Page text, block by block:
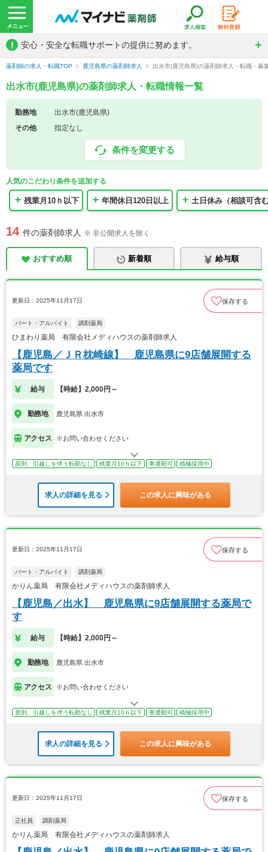
! 安心・安全な転職サポートの提供に努めます。
薬剤師の求人・転職TOP 鹿児島県の薬剤師求人 出水市(鹿児島県)の薬剤師求人・転職・募
出水市(鹿児島県)の薬剤師求人・転職情報一覧
勤務地
出水市(鹿児島県)
その他
指定なし
条件を変更する
人気のこだわり条件を追加する
残業月10ｈ以下 年間休日120日以上 土日休み（相談可含
14 件の薬剤師求人 ※ 非公開求人を除く
おすすめ順 新着順 給与順
更新日：2025年11月17日 保存する
パート・アルバイト 調剤薬局
ひまわり薬局 有限会社メディハウスの薬剤師求人
【鹿児島／ＪＲ枕崎線】 鹿児島県に9店舗展開する
薬局です
給与 【時給】2,000円～
勤務地 鹿児島県 出水市
アクセス ※お問い合わせください
原則、引越しを伴う転勤なし 残業月10ｈ以下 車通勤可 積極採用中
求人の詳細を見る この求人に興味がある
更新日：2025年11月17日 保存する
パート・アルバイト 調剤薬局
かりん薬局 有限会社メディハウスの薬剤師求人
【鹿児島／出水】 鹿児島県に9店舗展開する薬局で
す
給与 【時給】2,000円～
勤務地 鹿児島県 出水市
アクセス ※お問い合わせください
原則、引越しを伴う転勤なし 残業月10ｈ以下 車通勤可 積極採用中
求人の詳細を見る この求人に興味がある
更新日：2025年11月17日 保存する
正社員 調剤薬局
かりん薬局 有限会社メディハウスの薬剤師求人